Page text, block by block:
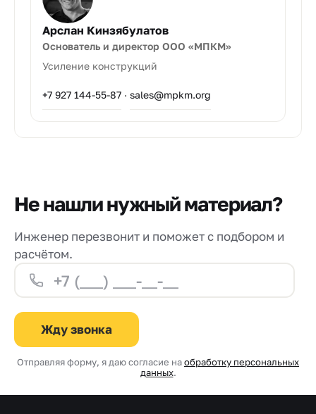
Арслан Кинзябулатов
Основатель и директор ООО «МПКМ»
Усиление конструкций
+7 927 144-55-87 · sales@mpkm.org
Не нашли нужный материал?
Инженер перезвонит и поможет с подбором и
расчётом.
Жду звонка
Отправляя форму, я даю согласие наобработку персональных
данных.